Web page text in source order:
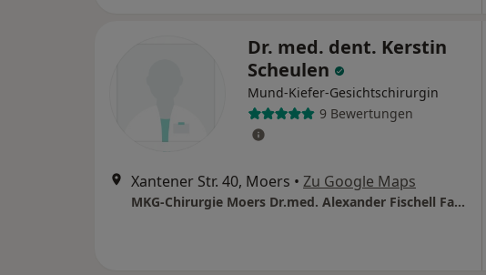
Dr. med. dent. Kerstin
Scheulen
Mund-Kiefer-Gesichtschirurgin
9 Bewertungen
Xantener Str. 40, Moers • Zu Google Maps
MKG-Chirurgie Moers Dr.med. Alexander Fischell Facharzt für MKG-Chrirugie